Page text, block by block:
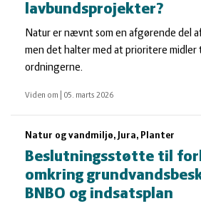
lavbundsprojekter?
Natur er nævnt som en afgørende del
men det halter med at prioritere
ordningerne.
Viden om 05. marts 2026
Natur og vandmiljø, Jura, Planter
Beslutningsstøtte til
omkring
BNBO og indsatsplan